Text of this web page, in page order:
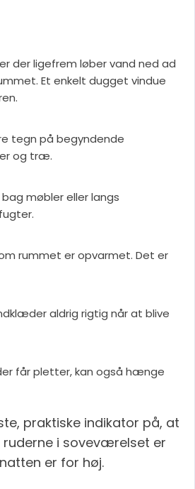
der ligefrem løber vand ned ad
Et enkelt dugget vindue
tegn på begyndende
og træ.
møbler eller langs
rummet er opvarmet. Det er
aldrig rigtig når at blive
får pletter, kan også hænge
praktiske indikator på, at
i soveværelset er
er for høj.